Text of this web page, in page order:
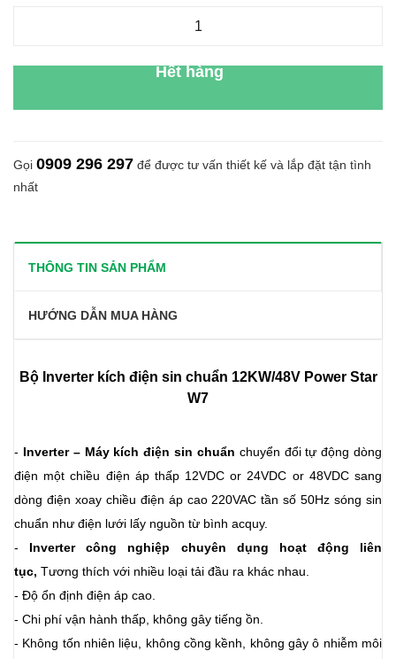
Hết hàng
Gọi 0909 296 297 để được tư vấn thiết kế và lắp đặt tận tình
nhất
THÔNG TIN SẢN PHẨM
HƯỚNG DẪN MUA HÀNG
Bộ Inverter kích điện sin chuẩn 12KW/48V Power Star
W7
- Inverter – Máy kích điện sin chuẩn chuyển đổi tự động dòng
điện một chiều điện áp thấp 12VDC or 24VDC or 48VDC sang
dòng điện xoay chiều điện áp cao 220VAC tần số 50Hzsóng sin
chuẩn như điện lưới lấy nguồn từ bình acquy.
- Inverter công nghiệp chuyên dụng hoạt động liên
tục, Tương thích với nhiều loại tải đầu ra khác nhau.
- Độ ổn định điện áp cao.
- Chi phí vận hành thấp, không gây tiếng ồn.
- Không tốn nhiên liệu, không cồng kềnh, không gây ô nhiễm môi